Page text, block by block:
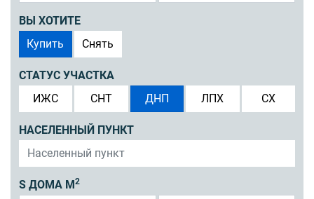
ВЫ ХОТИТЕ
Купить
Снять
СТАТУС УЧАСТКА
ИЖС
СНТ ДНП ЛПХ СХ
НАСЕЛЕННЫЙ ПУНКТ
S ДОМА М 2